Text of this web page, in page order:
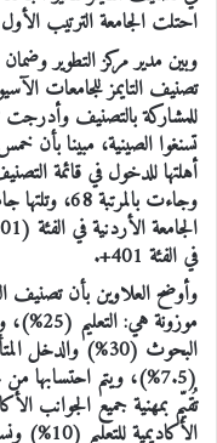
احتلت الجامعة الترتيب الأول محلياً،
وبين مدير مركز التطوير
للمشاركة بالتصنيف وأدرجت
تسنغوا الصينية، مبينا بأن
أهلتها للدخول في قائمة
في الفئة 401+.
وأوضح العلاوين بأن تصنيف
(7.5%)، ويتم احتسابها
تُقيّم بمهنية جميع الجوانب